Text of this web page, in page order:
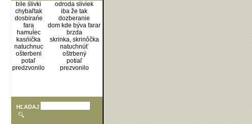
bile ślivki
odroda sliviek
chybaľtak
iba že tak
dosbirańe
dozberanie
fara
dom kde býva farar
hamuĺec
brzda
kasńička
skrinka, skrinôčka
natuchnuc
natuchnúť
ošterbeni
oštrbený
potaľ
potiaľ
predzvonilo
prezvonilo
HĽADAJ